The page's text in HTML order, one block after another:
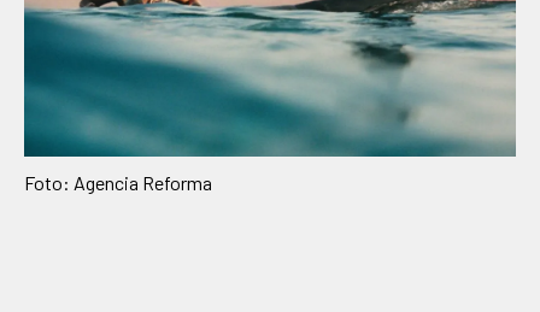
Foto: Agencia Reforma